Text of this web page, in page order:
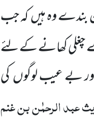
بندے وہ ہیںکہ جب
چغلی کھانے کے لئے
بے عیب لوگوںکی
عبد الرحمٰن بن غنم